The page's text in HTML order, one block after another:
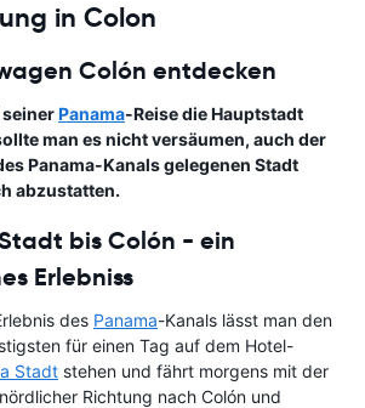
in Colon
Colón entdecken
Panama-Reise die Hauptstadt
man es nicht versäumen, auch der
Panama-Kanals gelegenen Stadt
abzustatten.
bis Colón - ein
Erlebniss
des Panama-Kanals lässt man den
für einen Tag auf dem Hotel-
Stadt stehen und fährt morgens mit der
Richtung nach Colón und